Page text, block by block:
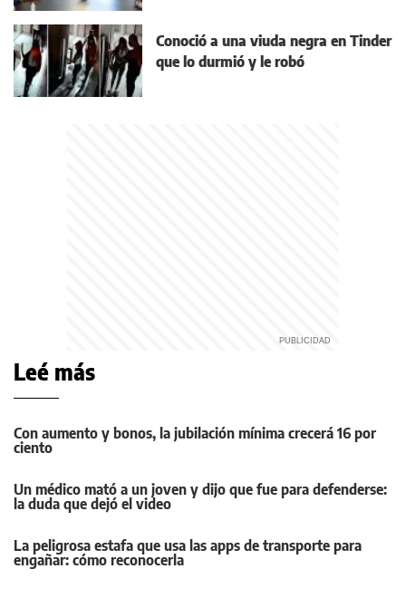
Conoció a una viuda negra en Tinder
que lo durmió y le robó
Leé más
Con aumento y bonos, la jubilación mínima crecerá 16 por
ciento
Un médico mató a un joven y dijo que fue para defenderse:
la duda que dejó el video
La peligrosa estafa que usa las apps de transporte para
engañar: cómo reconocerla